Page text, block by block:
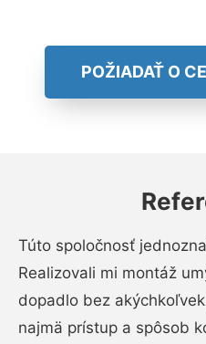
POŽIADAŤ O
Túto spoločnosť
Realizovali mi montáž
dopadlo bez
najmä prístup a spôsob